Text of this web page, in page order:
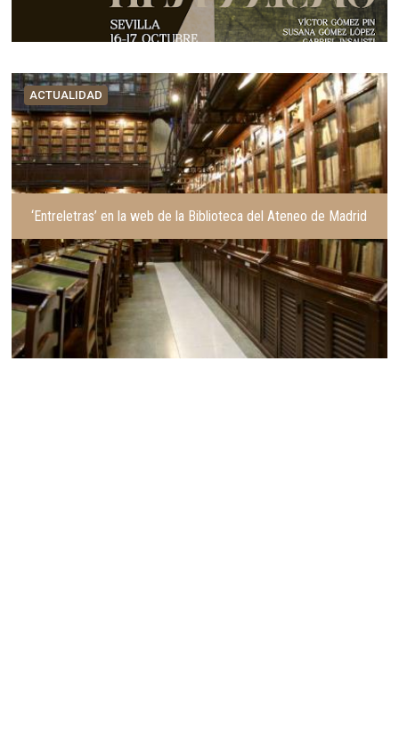
ACTUALIDAD
‘Entreletras’ en la web de la Biblioteca del Ateneo de Madrid